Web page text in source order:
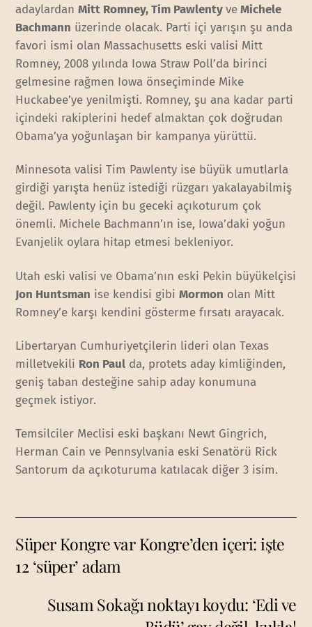
adaylardanMitt Romney, Tim PawlentyveMichele
Bachmann üzerinde olacak. Parti içi yarışın şu anda
favori ismi olan Massachusetts eski valisi Mitt
Romney, 2008 yılında Iowa Straw Poll’da birinci
gelmesine rağmen Iowa önseçiminde Mike
Huckabee’ye yenilmişti. Romney, şu ana kadar parti
içindeki rakiplerini hedef almaktan çok doğrudan
Obama’ya yoğunlaşan bir kampanya yürüttü.
Minnesota valisi Tim Pawlenty ise büyük umutlarla
girdiği yarışta henüz istediği rüzgarı yakalayabilmiş
değil. Pawlenty için bu geceki açıkoturum çok
önemli. Michele Bachmann’ın ise, Iowa’daki yoğun
Evanjelik oylara hitap etmesi bekleniyor.
Utah eski valisi ve Obama’nın eski Pekin büyükelçisi
Jon Huntsman ise kendisi gibiMormon olan Mitt
Romney’e karşı kendini gösterme fırsatı arayacak.
Libertaryan Cumhuriyetçilerin lideri olan Texas
milletvekili Ron Paul da, protets aday kimliğinden,
geniş taban desteğine sahip aday konumuna
geçmek istiyor.
Temsilciler Meclisi eski başkanı Newt Gingrich,
Herman Cain ve Pennsylvania eski Senatörü Rick
Santorum da açıkoturuma katılacak diğer 3 isim.
Süper Kongre var Kongre’den içeri: işte
12 ‘süper’ adam
Susam Sokağı noktayı koydu: ‘Edi ve